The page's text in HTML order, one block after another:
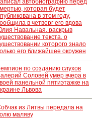
которая будет
в этом году,
в четверг его вдова
Навальная, раскрыв
текста, о
которого знало
его ближайшее окружен
по созданию слухов
Соловей умер вчера в
панельной пятиэтажке на
Львова
из Литвы передала на
маляву